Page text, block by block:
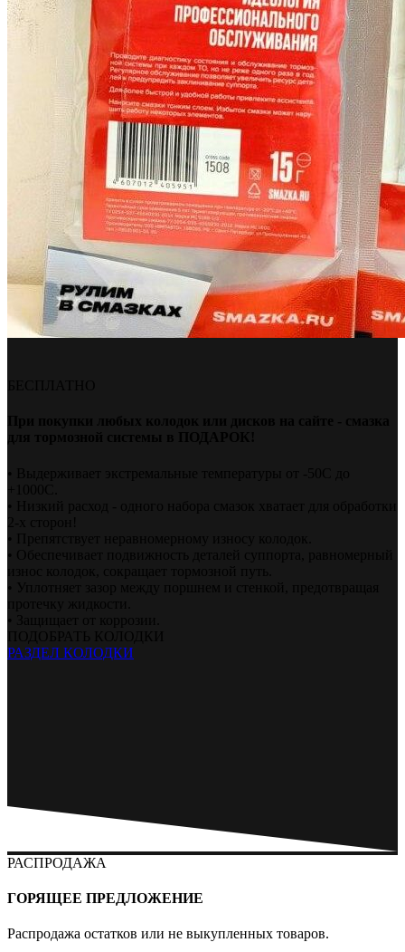
РАЗДЕЛ КОЛОДКИ
РАСПРОДАЖА
ГОРЯЩЕЕ ПРЕДЛОЖЕНИЕ
Распродажа остатков или не выкупленных товаров.